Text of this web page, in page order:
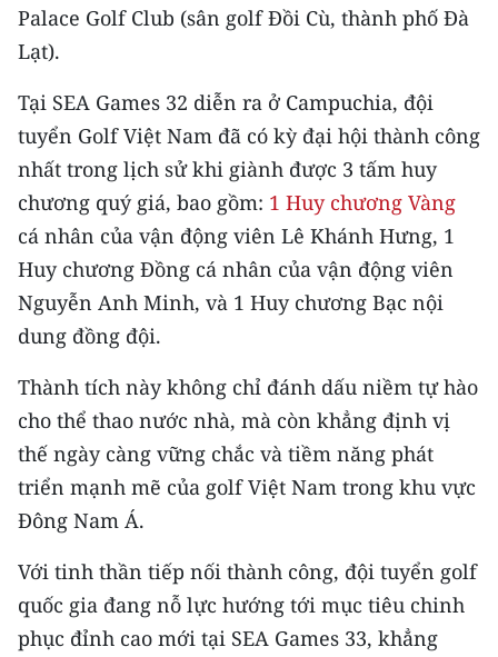
TIN MỚI
TIN ĐỊA PHƯƠNG
Trung du và miền núi phía Bắc
Đồng bằng sông Hồng
Bắc Trung Bộ
Duyên hải Nam Trung Bộ và Tây
Nguyên
Đông Nam Bộ
Đồng bằng sông Cửu Long
Chuyên trang Hà Nội
Chuyên trang TP. Hồ Chí Minh
CHUYÊN ĐỀ
Palace Golf Club (sân golf Đồi Cù, thành phố Đà
Lạt).
Tại SEA Games 32 diễn ra ở Campuchia, đội
tuyển Golf Việt Nam đã có kỳ đại hội thành công
nhất trong lịch sử khi giành được 3 tấm huy
chương quý giá, bao gồm: 1 Huy chương Vàng
cá nhân của vận động viên Lê Khánh Hưng, 1
Huy chương Đồng cá nhân của vận động viên
Nguyễn Anh Minh, và 1 Huy chương Bạc nội
dung đồng đội.
Thành tích này không chỉ đánh dấu niềm tự hào
cho thể thao nước nhà, mà còn khẳng định vị
thế ngày càng vững chắc và tiềm năng phát
triển mạnh mẽ của golf Việt Nam trong khu vực
Đông Nam Á.
Với tinh thần tiếp nối thành công, đội tuyển golf
quốc gia đang nỗ lực hướng tới mục tiêu chinh
phục đỉnh cao mới tại SEA Games 33, khẳng